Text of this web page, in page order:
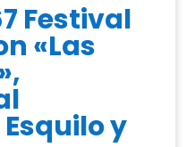
Festival
«Las
y